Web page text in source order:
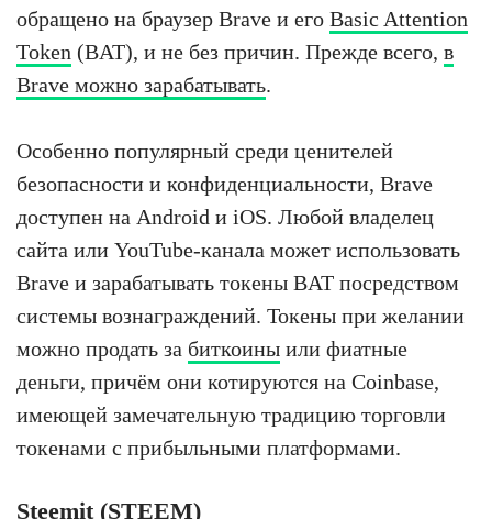
обращено на браузер Brave и его Basic Attention
Token (BAT), и не без причин. Прежде всего, в
Brave можно зарабатывать.
Особенно популярный среди ценителей
безопасности и конфиденциальности, Brave
доступен на Android и iOS. Любой владелец
сайта или YouTube-канала может использовать
Brave и зарабатывать токены BAT посредством
системы вознаграждений. Токены при желании
можно продать за биткоины или фиатные
деньги, причём они котируются на Coinbase,
имеющей замечательную традицию торговли
токенами с прибыльными платформами.
Steemit (STEEM)